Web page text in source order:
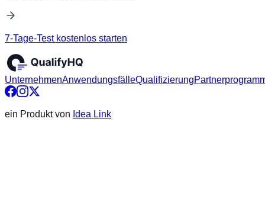
7-Tage-Test kostenlos starten
UnternehmenAnwendungsfälleQualifizierung
ein Produkt von Idea Link